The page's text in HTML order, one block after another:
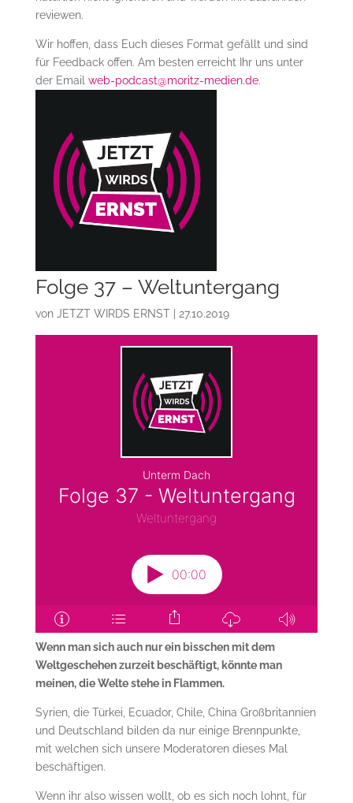
reviewen.
Wir hoffen, dass Euch dieses Format gefällt und sind
für Feedback offen. Am besten erreicht Ihr uns unter
der Email web-podcast@moritz-medien.de.
Folge 37 – Weltuntergang
von JETZT WIRDS ERNST| 27.10.2019
Wenn man sich auch nur ein bisschen mit dem
Weltgeschehen zurzeit beschäftigt, könnte man
meinen, die Welte stehe in Flammen.
Syrien, die Türkei, Ecuador, Chile, China Großbritannien
und Deutschland bilden da nur einige Brennpunkte,
mit welchen sich unsere Moderatoren dieses Mal
beschäftigen.
Wenn ihr also wissen wollt, ob es sich noch lohnt, für